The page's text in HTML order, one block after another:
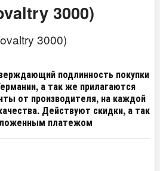
3000)
3000)
подлинность покупки
а так же прилагаются
от производителя, на каждой
Действуют скидки, а так
платежом